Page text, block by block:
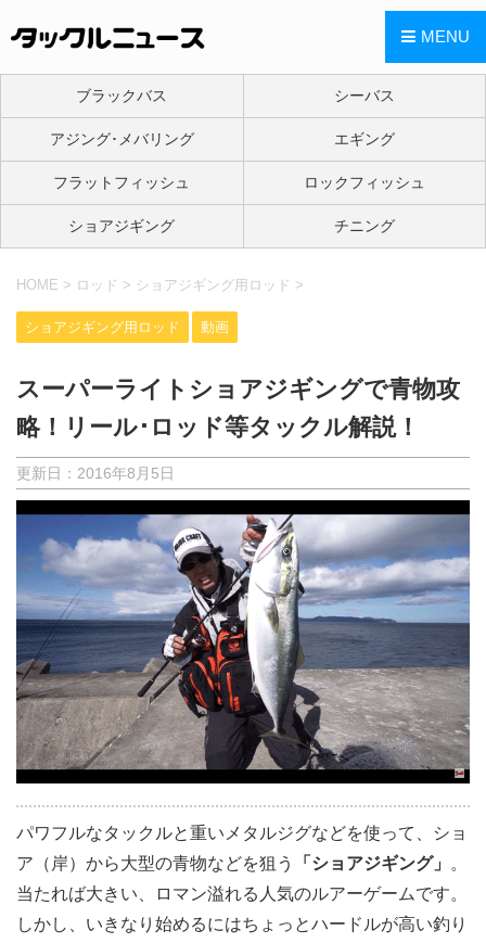
MENU
ブラックバス シーバス
アジング･メバリング エギング
フラットフィッシュ ロックフィッシュ
ショアジギング チニング
HOME > ロッド > ショアジギング用ロッド >
ショアジギング用ロッド 動画
スーパーライトショアジギングで青物攻
略！リール･ロッド等タックル解説！
更新日： 2016年8月5日
パワフルなタックルと重いメタルジグなどを使って、ショ
ア（岸）から大型の青物などを狙う
「ショアジギング」
。
当たれば大きい、ロマン溢れる人気のルアーゲームです。
しかし、いきなり始めるにはちょっとハードルが高い釣り